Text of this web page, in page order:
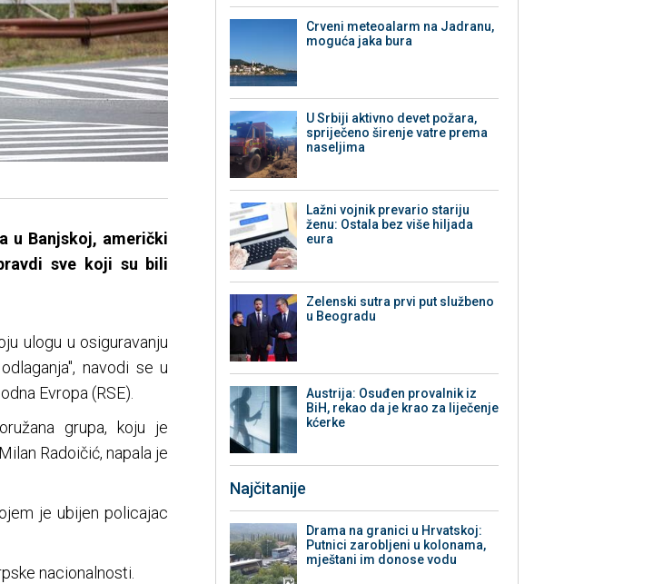
u Banjskoj, američki
sve koji su bili
ulogu u osiguravanju
navodi se u
Evropa (RSE).
grupa, koju je
Radoičić, napala je
je ubijen policajac
nacionalnosti.
Crveni meteoalarm na Jadranu,
moguća jaka bura
U Srbiji aktivno devet požara,
spriječeno širenje vatre prema
naseljima
Lažni vojnik prevario stariju
ženu: Ostala bez više hiljada
eura
Zelenski sutra prvi put službeno
u Beogradu
Austrija: Osuđen provalnik iz
BiH, rekao da je krao za liječenje
kćerke
Najčitanije
Drama na granici u Hrvatskoj:
Putnici zarobljeni u kolonama,
mještani im donose vodu